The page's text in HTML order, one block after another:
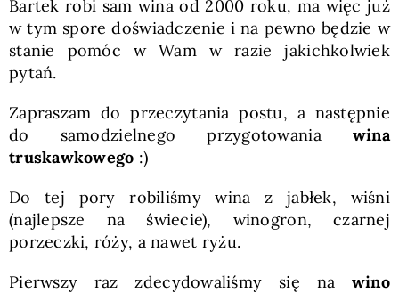
Bartek robi sam wina od 2000 roku, ma więc już
w tym spore doświadczenie i na pewno będzie w
stanie pomóc w Wam w razie jakichkolwiek
pytań.
Zapraszam do przeczytania postu, a następnie
do samodzielnego przygotowania wina
truskawkowego :)
Do tej pory robiliśmy wina z jabłek, wiśni
(najlepsze na świecie), winogron, czarnej
porzeczki, róży, a nawet ryżu.
Pierwszy raz zdecydowaliśmy się na wino